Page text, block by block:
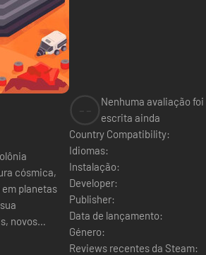
cósmica,
planetas
novos
Nenhuma avaliação foi
escrita ainda
Country Compatibility:
Idiomas:
Instalação:
Developer:
Publisher:
Data de lançamento:
Género:
Reviews recentes da Steam: